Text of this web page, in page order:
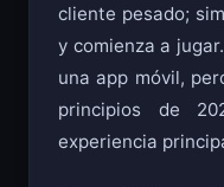
cliente pesado;
y comienza a
una app móvil,
principios de
experiencia